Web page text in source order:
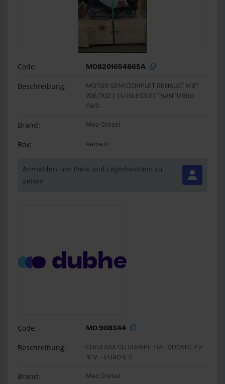
Code: MO8201654865A
Beschreibung:
MOTOR SEMICOMPLET RENAULT M9T
706/702 ( CU INJECTIE) TWINTURBO
FWD
Brand: Mec-Diesel
Box: Renault
Anmelden, um Preis und Lagerbestand zu
sehen
Code: MO 908344
Beschreibung:
CHIULASA CU SUPAPE FIAT DUCATO 2.2
16 V. - EURO 6 D
Brand: Mec-Diesel